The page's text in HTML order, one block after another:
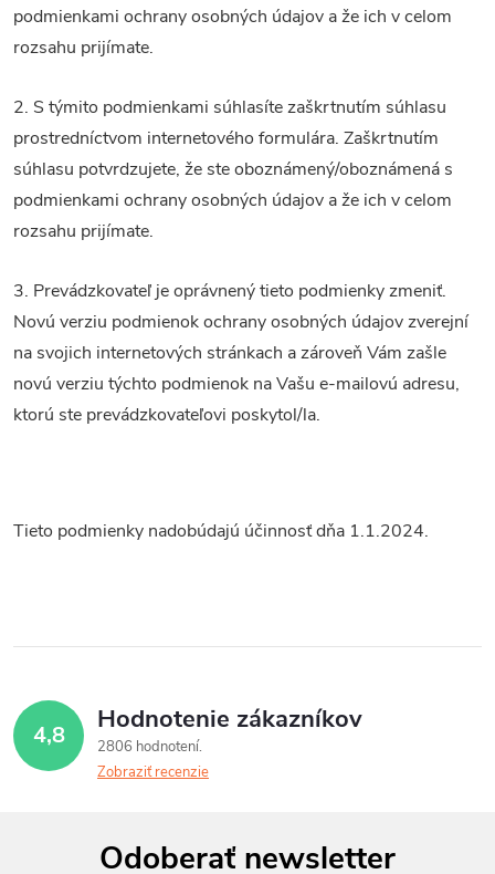
podmienkami ochrany osobných údajov a že ich v celom
rozsahu prijímate.
2. S týmito podmienkami súhlasíte zaškrtnutím súhlasu
prostredníctvom internetového formulára. Zaškrtnutím
súhlasu potvrdzujete, že ste oboznámený/oboznámená s
podmienkami ochrany osobných údajov a že ich v celom
rozsahu prijímate.
3. Prevádzkovateľ je oprávnený tieto podmienky zmeniť.
Novú verziu podmienok ochrany osobných údajov zverejní
na svojich internetových stránkach a zároveň Vám zašle
novú verziu týchto podmienok na Vašu e-mailovú adresu,
ktorú ste prevádzkovateľovi poskytol/la.
Tieto podmienky nadobúdajú účinnosť dňa 1.1.2024.
4,8 Hodnotenie zákazníkov
2806 hodnotení
Zobraziť recenzie
Odoberať newsletter